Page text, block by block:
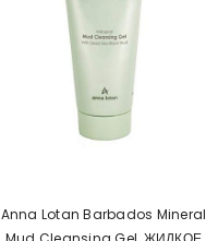
Anna Lotan Barbados Mineral